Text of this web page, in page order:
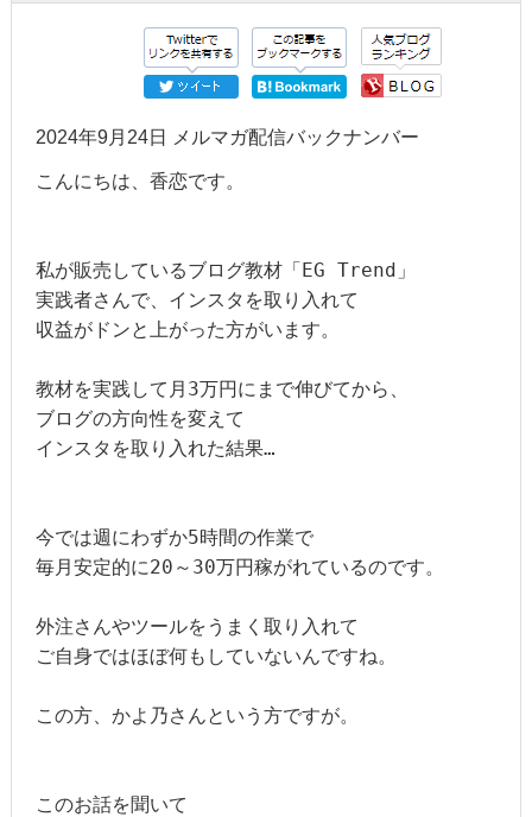
2024年9月24日 メルマガ配信バックナンバー
こんにちは、香恋です。
私が販売しているブログ教材「EG Trend」
実践者さんで、インスタを取り入れて
収益がドンと上がった方がいます。
教材を実践して月3万円にまで伸びてから、
ブログの方向性を変えて
インスタを取り入れた結果…
今では週にわずか5時間の作業で
毎月安定的に20～30万円稼がれているのです。
外注さんやツールをうまく取り入れて
ご自身ではほぼ何もしていないんですね。
この方、かよ乃さんという方ですが。
このお話を聞いて